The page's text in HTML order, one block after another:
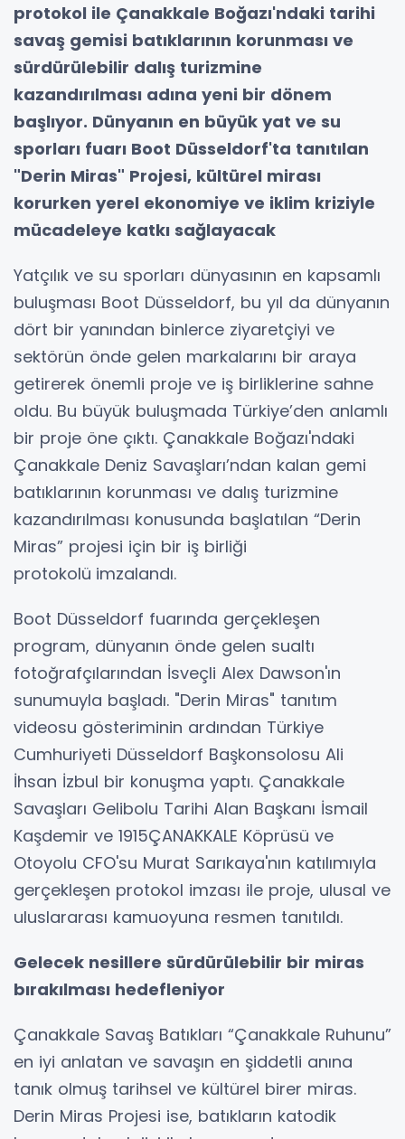
protokol ile Çanakkale Boğazı'ndaki tarihi
savaş gemisi batıklarının korunması ve
sürdürülebilir dalış turizmine
kazandırılması adına yeni bir dönem
başlıyor. Dünyanın en büyük yat ve su
sporları fuarı Boot Düsseldorf'ta tanıtılan
"Derin Miras" Projesi, kültürel mirası
korurken yerel ekonomiye ve iklim kriziyle
mücadeleye katkı sağlayacak
Yatçılık ve su sporları dünyasının en kapsamlı
buluşması Boot Düsseldorf, bu yıl da dünyanın
dört bir yanından binlerce ziyaretçiyi ve
sektörün önde gelen markalarını bir araya
getirerek önemli proje ve iş birliklerine sahne
oldu. Bu büyük buluşmada Türkiye’den anlamlı
bir proje öne çıktı. Çanakkale Boğazı'ndaki
Çanakkale Deniz Savaşları’ndan kalan gemi
batıklarının korunması ve dalış turizmine
kazandırılması konusunda başlatılan “Derin
Miras” projesi için bir iş birliği
protokolü imzalandı.
Boot Düsseldorf fuarında gerçekleşen
program, dünyanın önde gelen sualtı
fotoğrafçılarından İsveçli Alex Dawson'ın
sunumuyla başladı. "Derin Miras" tanıtım
videosu gösteriminin ardından Türkiye
Cumhuriyeti Düsseldorf Başkonsolosu Ali
İhsan İzbul bir konuşma yaptı. Çanakkale
Savaşları Gelibolu Tarihi Alan Başkanı İsmail
Kaşdemir ve 1915ÇANAKKALE Köprüsü ve
Otoyolu CFO'su Murat Sarıkaya'nın katılımıyla
gerçekleşen protokol imzası ile proje, ulusal ve
uluslararası kamuoyuna resmen tanıtıldı.
Gelecek nesillere sürdürülebilir bir miras
bırakılması hedefleniyor
⁠Çanakkale Savaş Batıkları “Çanakkale Ruhunu”
en iyi anlatan ve savaşın en şiddetli anına
tanık olmuş tarihsel ve kültürel birer miras.
Derin Miras Projesi ise, batıkların katodik